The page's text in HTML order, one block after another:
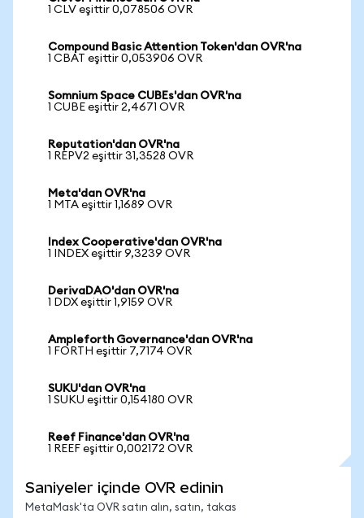
1 CLV eşittir 0,078506 OVR
Compound Basic Attention Token'dan OVR'na
1 CBAT eşittir 0,053906 OVR
Somnium Space CUBEs'dan OVR'na
1 CUBE eşittir 2,4671 OVR
Reputation'dan OVR'na
1 REPV2 eşittir 31,3528 OVR
Meta'dan OVR'na
1 MTA eşittir 1,1689 OVR
Index Cooperative'dan OVR'na
1 INDEX eşittir 9,3239 OVR
DerivaDAO'dan OVR'na
1 DDX eşittir 1,9159 OVR
Ampleforth Governance'dan OVR'na
1 FORTH eşittir 7,7174 OVR
SUKU'dan OVR'na
1 SUKU eşittir 0,154180 OVR
Reef Finance'dan OVR'na
1 REEF eşittir 0,002172 OVR
Saniyeler içinde OVR edinin
MetaMask'ta OVR satın alın, satın, takas